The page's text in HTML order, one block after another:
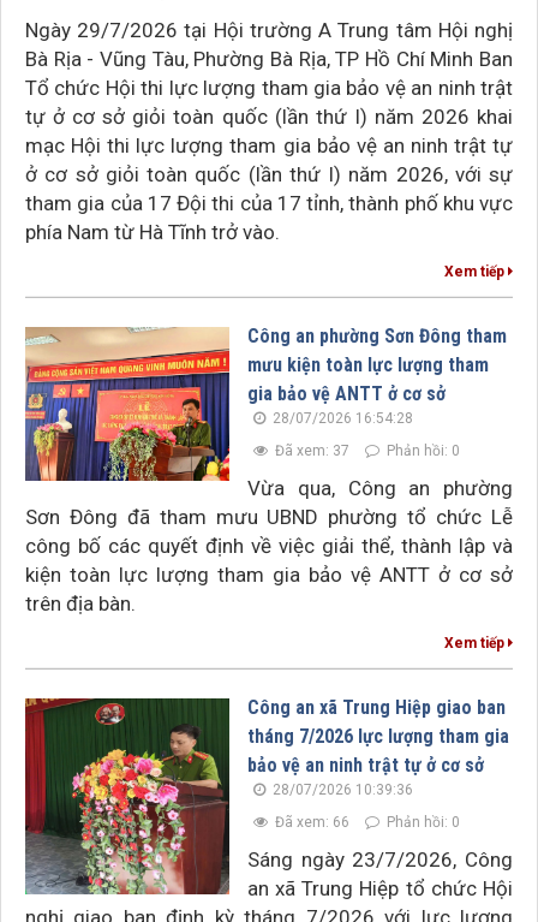
Ngày 29/7/2026 tại Hội trường A Trung tâm Hội nghị
Bà Rịa - Vũng Tàu, Phường Bà Rịa, TP Hồ Chí Minh Ban
Tổ chức Hội thi lực lượng tham gia bảo vệ an ninh trật
tự ở cơ sở giỏi toàn quốc (lần thứ I) năm 2026 khai
mạc Hội thi lực lượng tham gia bảo vệ an ninh trật tự
ở cơ sở giỏi toàn quốc (lần thứ I) năm 2026, với sự
tham gia của 17 Đội thi của 17 tỉnh, thành phố khu vực
phía Nam từ Hà Tĩnh trở vào.
Xem tiếp
Công an phường Sơn Đông tham
mưu kiện toàn lực lượng tham
gia bảo vệ ANTT ở cơ sở
28/07/2026 16:54:28
Đã xem: 37
Phản hồi: 0
Vừa qua, Công an phường
Sơn Đông đã tham mưu UBND phường tổ chức Lễ
công bố các quyết định về việc giải thể, thành lập và
kiện toàn lực lượng tham gia bảo vệ ANTT ở cơ sở
trên địa bàn.
Xem tiếp
Công an xã Trung Hiệp giao ban
tháng 7/2026 lực lượng tham gia
bảo vệ an ninh trật tự ở cơ sở
28/07/2026 10:39:36
Đã xem: 66
Phản hồi: 0
Sáng ngày 23/7/2026, Công
an xã Trung Hiệp tổ chức Hội
nghị giao ban định kỳ tháng 7/2026 với lực lượng